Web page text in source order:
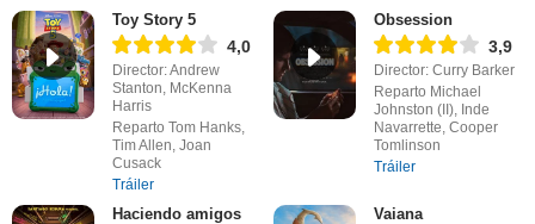
Toy Story 5
4,0
Director: Andrew
Stanton, McKenna
Harris
Reparto Tom Hanks,
Tim Allen, Joan
Cusack
Tráiler
Obsession
3,9
Director: Curry Barker
Reparto Michael
Johnston (II), Inde
Navarrette, Cooper
Tomlinson
Tráiler
Haciendo amigos Vaiana